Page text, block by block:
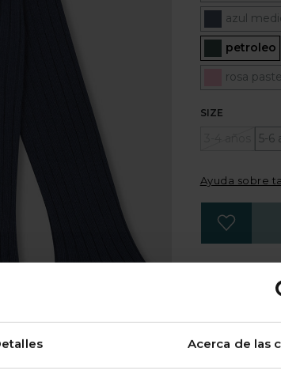
Acerca de las
azul
petroleo
rosa pastel
SIZE
5-6
Ayuda sobre
puntera y talón al tono. elástico en cintura.